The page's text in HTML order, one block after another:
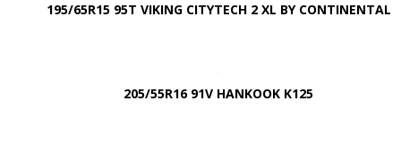
195/65R15 95T VIKING CITYTECH 2 XL BY CONTINENTAL
205/55R16 91V HANKOOK K125